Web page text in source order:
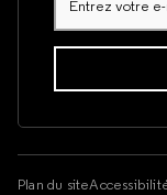
Plan du site